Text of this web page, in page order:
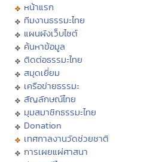
หน้าแรก
ทีมงานธรรมะไทย
แผนผังเว็บไซต์
ค้นหาข้อมูล
ติดต่อธรรมะไทย
สมุดเยี่ยม
เครือข่ายธรรมะ
สัญลักษณ์ไทย
มุมสมาชิกธรรมะไทย
Donation
เทศกาลงานวัดช่วยชาติ
การเผยแผ่ศาสนา